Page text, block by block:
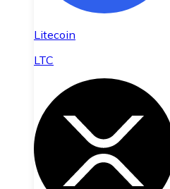
Litecoin
LTC